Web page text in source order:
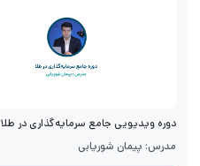
دوره ویدیویی جامع سرمایه‌گذاری در طلا
مدرس: پیمان شوریابی